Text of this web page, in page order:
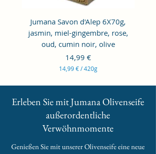
Jumana Savon d'Alep 6X70g,
jasmin, miel-gingembre, rose,
oud, cumin noir, olive
Prix
14,99 €
14,99 € /420g
4
9
9
p
r
Erleben Sie mit Jumana Olivenseife
außerordentliche
Verwöhnmomente
Genießen Sie mit unserer Olivenseife eine neue